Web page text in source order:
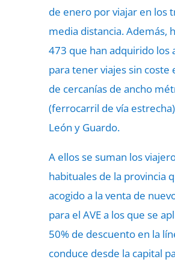
de enero por viajar en los
media distancia. Además,
473 que han adquirido los
para tener viajes sin coste
de cercanías de ancho
(ferrocarril de vía
León y Guardo.
A ellos se suman los
habituales de la provincia
acogido a la venta de
para el AVE a los que se
50% de descuento en la
conduce desde la capital